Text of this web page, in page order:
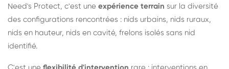
Need's Protect, c'est une expérience terrain sur la diversité
des configurations rencontrées : nids urbains, nids ruraux,
nids en hauteur, nids en cavité, frelons isolés sans nid
identifié.